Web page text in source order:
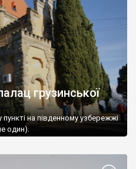
грузинської
на південному узбережжі
один).